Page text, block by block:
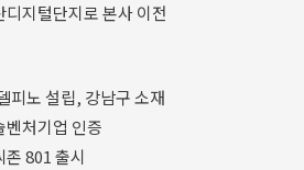
디지털단지로 본사 이전
피노 설립, 강남구 소재
벤처기업 인증
존 801 출시